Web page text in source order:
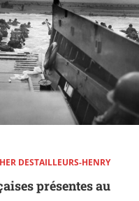
DESTAILLEURS-HENRY
présentes au